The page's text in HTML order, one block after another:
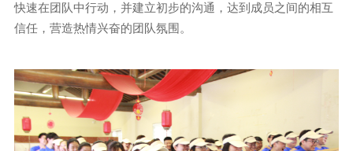
快速在团队中行动，并建立初步的沟通，达到成员之间的相互
信任，营造热情兴奋的团队氛围。